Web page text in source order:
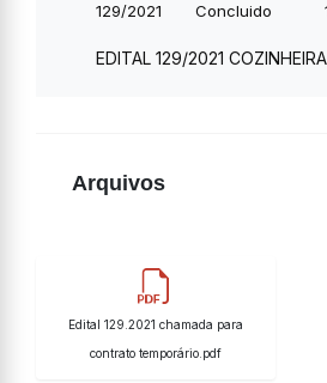
129/2021
Concluido
EDITAL 129/2021
Arquivos
Edital 129.2021 chamada para
contrato temporário.pdf